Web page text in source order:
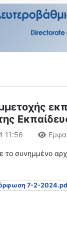
11:56
το συνημμένο
7-2-